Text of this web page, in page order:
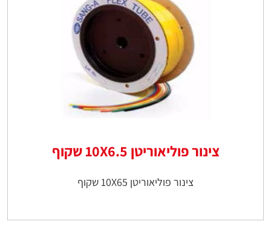
צינור פוליאוריטן 10X6.5 שקוף
צינור פוליאוריטן 10X65 שקוף